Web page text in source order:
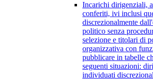
Incarichi dirigenziali,
conferiti, ivi inclusi
discrezionalmente
politico senza
selezione e titolari di
organizzativa con
pubblicare in tabelle
seguenti situazioni:
individuati